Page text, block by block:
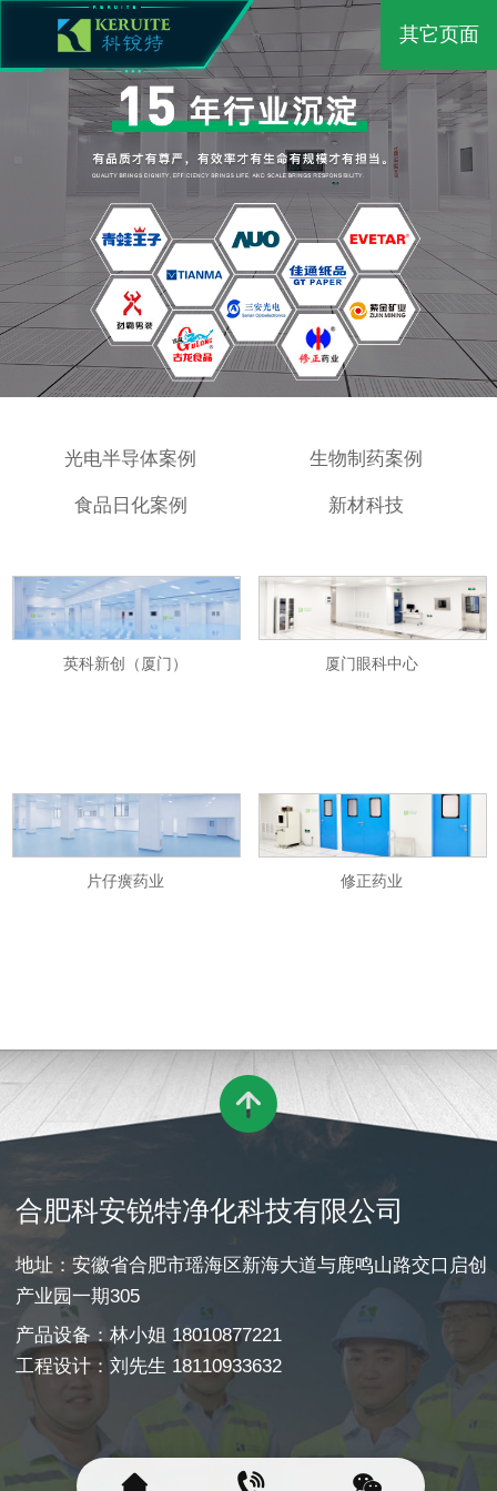
其它页面
光电半导体案例 生物制药案例
食品日化案例 新材科技
英科新创（厦门） 厦门眼科中心
片仔癀药业 修正药业

合肥科安锐特净化科技有限公司
地址：安徽省合肥市瑶海区新海大道与鹿鸣山路交口启创
产业园一期305
产品设备：林小姐 18010877221
工程设计：刘先生 18110933632